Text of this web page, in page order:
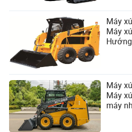
Máy
Máy
Máy
Máy
máy